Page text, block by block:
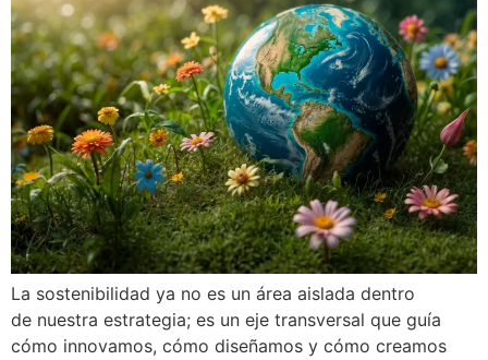
La sostenibilidad ya no es un área aislada dentro
de nuestra estrategia; es un eje transversal que guía
cómo innovamos, cómo diseñamos y cómo creamos